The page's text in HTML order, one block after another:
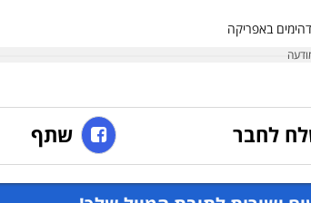
לחבר שתף